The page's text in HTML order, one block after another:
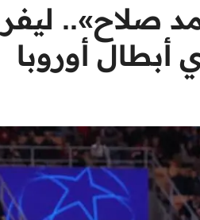
صلاح»..
أبطال أوروبا